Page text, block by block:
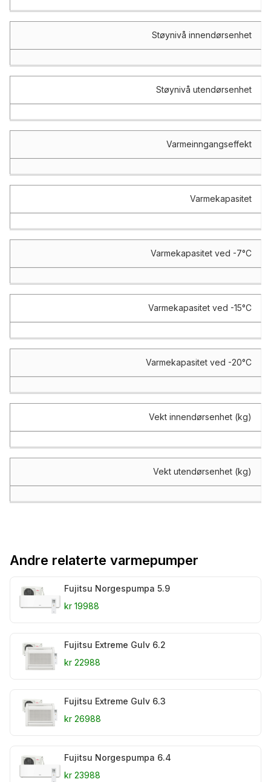
Støynivå innendørsenhet
Støynivå utendørsenhet
Varmeinngangseffekt
Varmekapasitet
Varmekapasitet ved -7°C
Varmekapasitet ved -15°C
Varmekapasitet ved -20°C
Vekt innendørsenhet (kg)
Vekt utendørsenhet (kg)
Andre relaterte varmepumper
Fujitsu Norgespumpa 5.9
kr 19988
Fujitsu Extreme Gulv 6.2
kr 22988
Fujitsu Extreme Gulv 6.3
kr 26988
Fujitsu Norgespumpa 6.4
kr 23988